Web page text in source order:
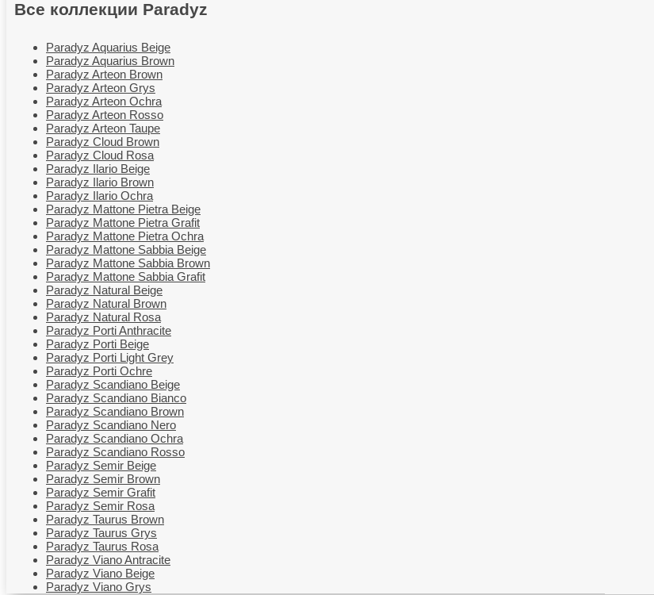
Все коллекции Paradyz
Paradyz Aquarius Beige
Paradyz Aquarius Brown
Paradyz Arteon Brown
Paradyz Arteon Grys
Paradyz Arteon Ochra
Paradyz Arteon Rosso
Paradyz Arteon Taupe
Paradyz Cloud Brown
Paradyz Cloud Rosa
Paradyz Ilario Beige
Paradyz Ilario Brown
Paradyz Ilario Ochra
Paradyz Mattone Pietra Beige
Paradyz Mattone Pietra Grafit
Paradyz Mattone Pietra Ochra
Paradyz Mattone Sabbia Beige
Paradyz Mattone Sabbia Brown
Paradyz Mattone Sabbia Grafit
Paradyz Natural Beige
Paradyz Natural Brown
Paradyz Natural Rosa
Paradyz Porti Anthracite
Paradyz Porti Beige
Paradyz Porti Light Grey
Paradyz Porti Ochre
Paradyz Scandiano Beige
Paradyz Scandiano Bianco
Paradyz Scandiano Brown
Paradyz Scandiano Nero
Paradyz Scandiano Ochra
Paradyz Scandiano Rosso
Paradyz Semir Beige
Paradyz Semir Brown
Paradyz Semir Grafit
Paradyz Semir Rosa
Paradyz Taurus Brown
Paradyz Taurus Grys
Paradyz Taurus Rosa
Paradyz Viano Antracite
Paradyz Viano Beige
Paradyz Viano Grys